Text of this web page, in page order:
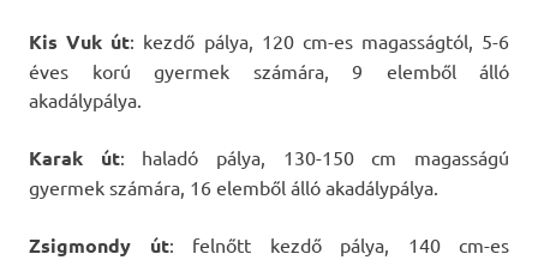
Kis Vuk út: kezdő pálya, 120 cm-es magasságtól, 5-6
éves korú gyermek számára, 9 elemből álló
akadálypálya.
Karak út: haladó pálya, 130-150 cm magasságú
gyermek számára, 16 elemből álló akadálypálya.
Zsigmondy út: felnőtt kezdő pálya, 140 cm-es